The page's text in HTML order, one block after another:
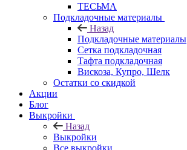
ТЕСЬМА
Подкладочные материалы
Назад
Подкладочные материалы
Сетка подкладочная
Тафта подкладочная
Вискоза, Купро, Шелк
Остатки со скидкой
Акции
Блог
Выкройки
Назад
Выкройки
Все выкройки